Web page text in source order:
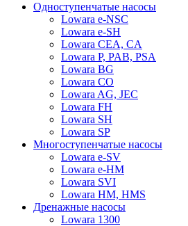
Одноступенчатые насосы
Lowara e-NSC
Lowara e-SH
Lowara CEA, CA
Lowara P, PAB, PSA
Lowara BG
Lowara CO
Lowara AG, JEC
Lowara FH
Lowara SH
Lowara SP
Многоступенчатые насосы
Lowara e-SV
Lowara e-HM
Lowara SVI
Lowara HM, HMS
Дренажные насосы
Lowara 1300